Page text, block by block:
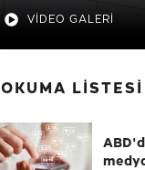
VİDEO GALERİ
OKUMA LİSTESİ